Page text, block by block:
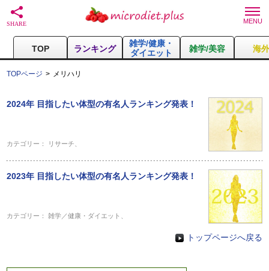
TOP ランキング
雑学/健康・
ダイエット
雑学/美容 海
TOPページ メリハリ
2024年 目指したい体型の有名人ランキング発表！
カテゴリー： リサーチ
2023年 目指したい体型の有名人ランキング発表！
カテゴリー：雑学／健康・ダイエット
トップページへ戻る